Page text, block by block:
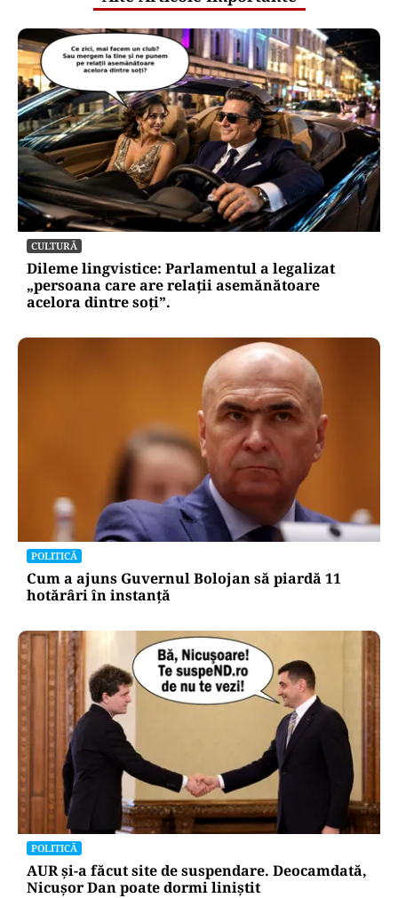
CULTURĂ
Dileme lingvistice: Parlamentul a legalizat
„persoana care are relații asemănătoare
acelora dintre soți”.
POLITICĂ
Cum a ajuns Guvernul Bolojan să piardă 11
hotărâri în instanță
POLITICĂ
AUR și-a făcut site de suspendare. Deocamdată,
Nicușor Dan poate dormi liniștit